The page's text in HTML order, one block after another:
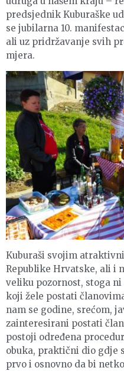
predsjednik Kuburaške
se jubilarna 10.
ali uz pridržavanje svih
mjera.
Kuburaši svojim
Republike Hrvatske, ali i
veliku pozornost, stoga
koji žele postati
nam se godine, srećom,
zainteresirani postati
postoji određena
obuka, praktični dio gdje
prvo i osnovno da bi